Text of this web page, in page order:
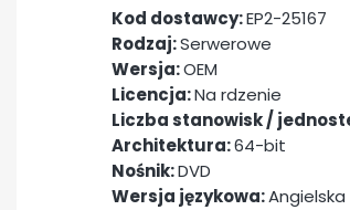
Kod dostawcy:EP2-25167
Rodzaj:Serwerowe
Wersja:OEM
Licencja:Na rdzenie
Liczba stanowisk /
Architektura:64-bit
Nośnik:DVD
Wersja językowa:Angielska